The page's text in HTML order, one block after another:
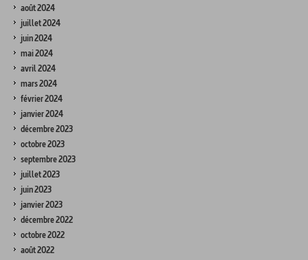
août 2024
juillet 2024
juin 2024
mai 2024
avril 2024
mars 2024
février 2024
janvier 2024
décembre 2023
octobre 2023
septembre 2023
juillet 2023
juin 2023
janvier 2023
décembre 2022
octobre 2022
août 2022